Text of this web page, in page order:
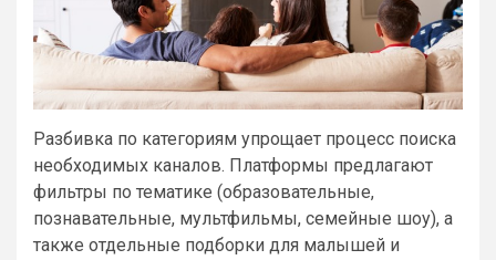
Разбивка по категориям упрощает процесс поиска
необходимых каналов. Платформы предлагают
фильтры по тематике (образовательные,
познавательные, мультфильмы, семейные шоу), а
также отдельные подборки для малышей и